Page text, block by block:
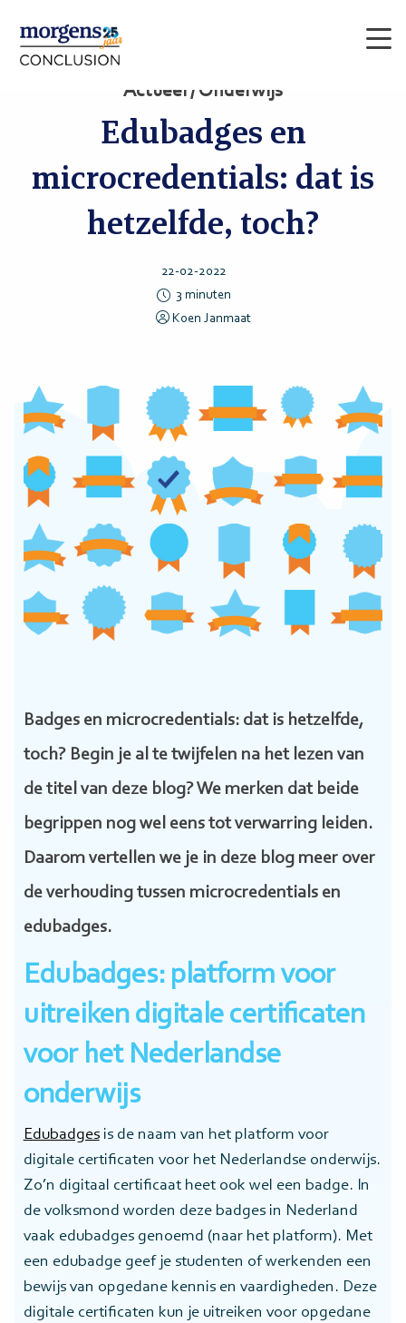
Actueel / Onderwijs
Edubadges en
microcredentials: dat is
hetzelfde, toch?
22-02-2022
3 minuten
Koen Janmaat
Badges en microcredentials: dat is hetzelfde,
toch? Begin je al te twijfelen na het lezen van
de titel van deze blog? We merken dat beide
begrippen nog wel eens tot verwarring leiden.
Daarom vertellen we je in deze blog meer over
de verhouding tussen microcredentials en
edubadges.
Edubadges: platform voor
uitreiken digitale certificaten
voor het Nederlandse
onderwijs
Edubadgesis de naam van het platform voor
digitale certificaten voor het Nederlandse onderwijs.
Zo’n digitaal certificaat heet ook wel een badge. In
de volksmond worden deze badges in Nederland
vaak edubadges genoemd (naar het platform). Met
een edubadge geef je studenten of werkenden een
bewijs van opgedane kennis en vaardigheden. Deze
digitale certificaten kun je uitreiken voor opgedane